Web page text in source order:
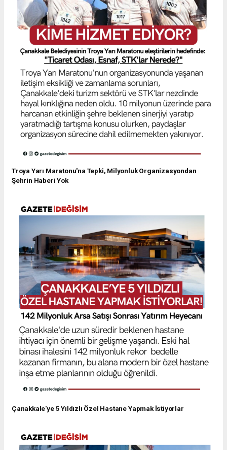
Troya Yarı Maratonu'na Tepki, Milyonluk Organizasyondan
Şehrin Haberi Yok
Çanakkale'ye 5 Yıldızlı Özel Hastane Yapmak İstiyorlar